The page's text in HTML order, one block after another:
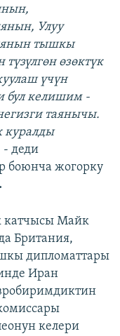
Улуу
тышкы
өзөктүк
үчүн
бул келишим -
таянычы.
куралды
- деди
боюнча жогорку
катчысы Майк
Британия,
дипломаттары
Иран
келери